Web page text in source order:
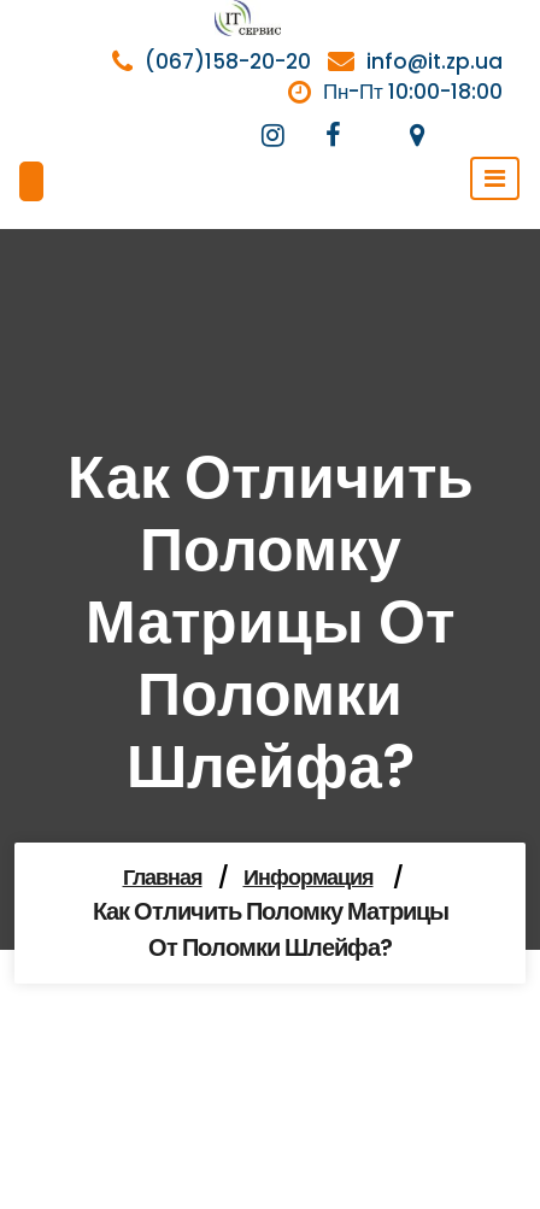
содержимому
info@it.zp.ua
(067)158-20-20
Пн-Пт 10:00-18:00
Как Отличить
Поломку
Матрицы От
Поломки
Шлейфа?
Главная / Информация /
Как Отличить Поломку Матрицы
От Поломки Шлейфа?